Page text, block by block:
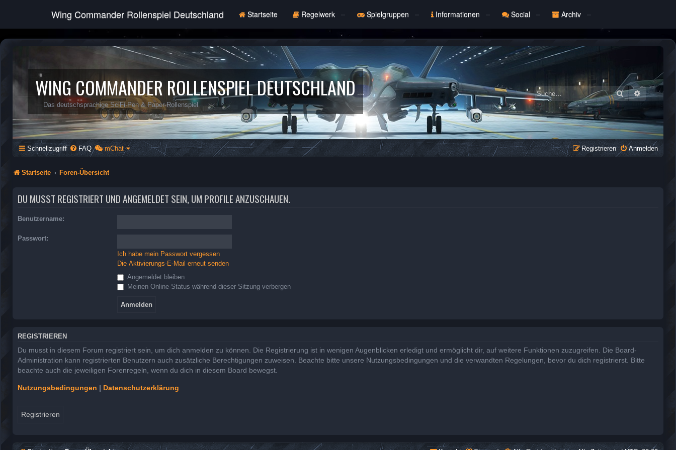
Wing Commander Rollenspiel Deutschland Startseite Regelwerk Spielgruppen Informationen Social Archiv
WING COMMANDER ROLLENSPIEL DEUTSCHLAND
Das deutschsprachige SciFi-Pen & Paper-Rollenspiel
Suche Erweiterte
Schnellzugriff FAQ mChat Anmelden
Registrieren
Startseite Foren-Übersicht
DU MUSST REGISTRIERT UND ANGEMELDET SEIN, UM PROFILE ANZUSCHAUEN.
Benutzername:
Passwort:
Ich habe mein Passwort vergessen
Die Aktivierungs-E-Mail erneut senden
Angemeldet bleiben
Meinen Online-Status während dieser Sitzung verbergen
REGISTRIEREN
Du musst in diesem Forum registriert sein, um dich anmelden zu können. Die Registrierung ist in wenigen Augenblicken erledigt und ermöglicht dir, auf weitere Funktionen zuzugreifen. Die Board-
Administration kann registrierten Benutzern auch zusätzliche Berechtigungen zuweisen. Beachte bitte unsere Nutzungsbedingungen und die verwandten Regelungen, bevor du dich registrierst. Bitte
beachte auch die jeweiligen Forenregeln, wenn du dich in diesem Board bewegst.
Nutzungsbedingungen | Datenschutzerklärung
Registrieren